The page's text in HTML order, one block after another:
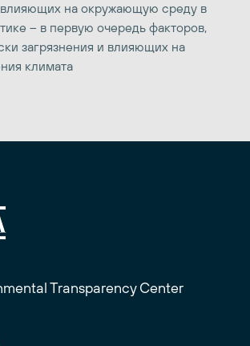
на окружающую среду в
– в первую очередь факторов,
загрязнения и влияющих на
климата
Transparency Center